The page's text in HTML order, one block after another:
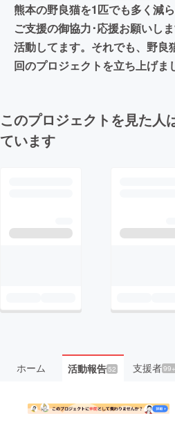
熊本の野良猫を1匹でも多く減
ご支援の御協力･応援お願いし
活動してます。それでも、野良
回のプロジェクトを立ち上げま
このプロジェクトを見た人
ています
ホーム 活動報告52 支援者99+